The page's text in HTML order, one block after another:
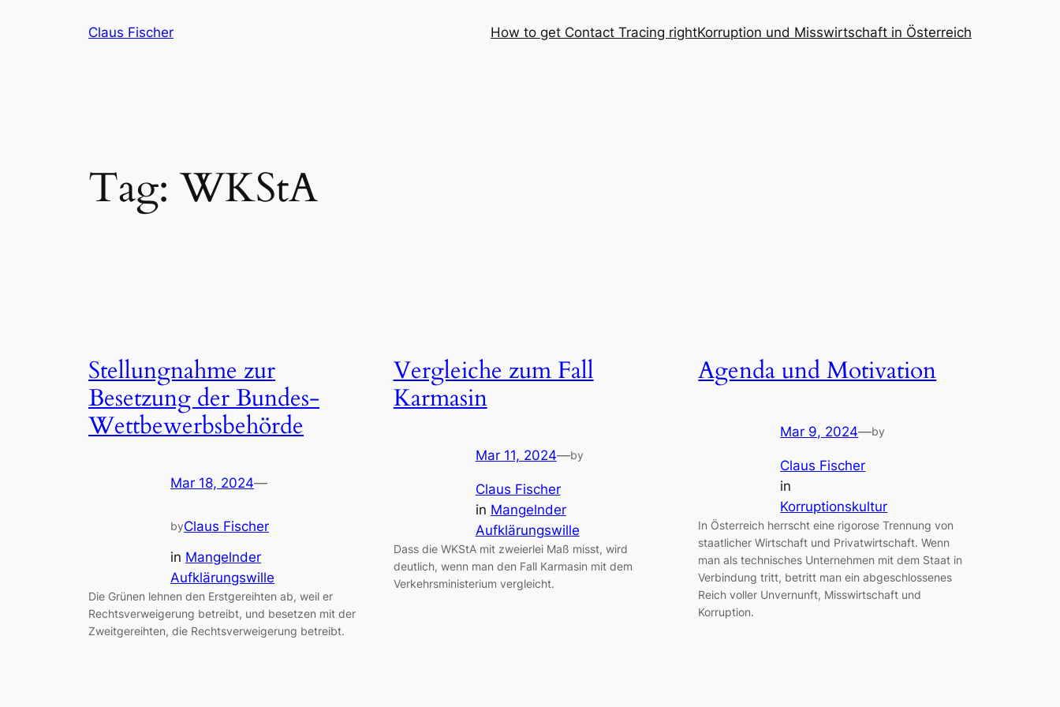
Claus Fischer How to get Contact Tracing rightKorruption und Misswirtschaft in Österreich
Tag:WKStA
Stellungnahme zur
Besetzung der Bundes-
Wettbewerbsbehörde
Mar 18, 2024—
byClaus Fischer
in Mangelnder
Aufklärungswille
Die Grünen lehnen den Erstgereihten ab, weil er
Rechtsverweigerung betreibt, und besetzen mit der
Zweitgereihten, die Rechtsverweigerung betreibt.
Vergleiche zum Fall
Karmasin
Mar 11, 2024—by
Claus Fischer
in Mangelnder
Aufklärungswille
Dass die WKStA mit zweierlei Maß misst, wird
deutlich, wenn man den Fall Karmasin mit dem
Verkehrsministerium vergleicht.
Agenda und Motivation
Mar 9, 2024—by
Claus Fischer
in
Korruptionskultur
In Österreich herrscht eine rigorose Trennung von
staatlicher Wirtschaft und Privatwirtschaft. Wenn
man als technisches Unternehmen mit dem Staat in
Verbindung tritt, betritt man ein abgeschlossenes
Reich voller Unvernunft, Misswirtschaft und
Korruption.